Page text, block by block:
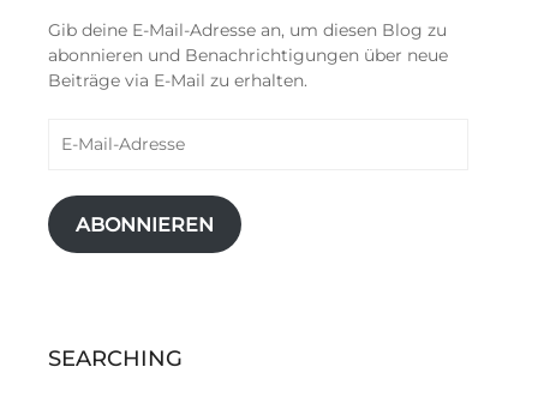
Gib deine E-Mail-Adresse an, um diesen Blog zu
abonnieren und Benachrichtigungen über neue
Beiträge via E-Mail zu erhalten.
Mail-
ABONNIEREN
SEARCHING